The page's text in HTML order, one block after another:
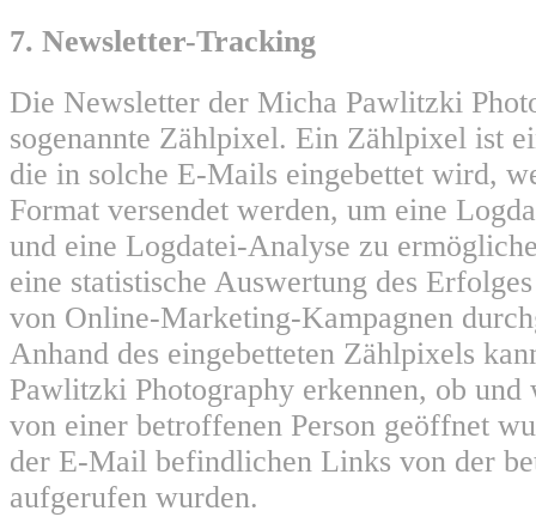
7. Newsletter-Tracking
Die Newsletter der Micha Pawlitzki
sogenannte Zählpixel. Ein Zählpixel ist
die in solche E-Mails eingebettet wird,
Format versendet werden, um eine
und eine Logdatei-Analyse zu
eine statistische Auswertung des
von Online-Marketing-Kampagnen
Anhand des eingebetteten Zählpixels
Pawlitzki Photography erkennen, ob
von einer betroffenen Person geöffnet
der E-Mail befindlichen Links von der
aufgerufen wurden.